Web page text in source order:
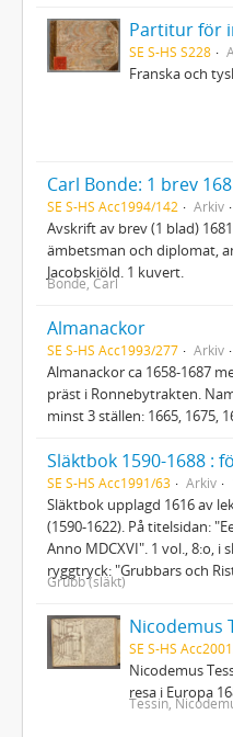
SE S-HS S228
Franska och
Carl Bonde: 1 brev
SE S-HS Acc1994/142 Arkiv
Avskrift av brev (1 blad)
ämbetsman och diplomat,
Jacobskiöld. 1 kuvert.
Bonde, Carl
Almanackor
SE S-HS Acc1993/277 Arkiv
Almanackor ca 1658-1687
präst i Ronnebytrakten.
minst 3 ställen: 1665, 1675,
SE S-HS Acc1991/63 Arkiv
Släktbok upplagd 1616 av
(1590-1622). På titelsidan:
Anno MDCXVI". 1 vol., 8:o, i
ryggtryck: "Grubbars och
Grubb (släkt)
Nicodemus
SE S-HS
Nicodemus
resa i Europa
Tessin,